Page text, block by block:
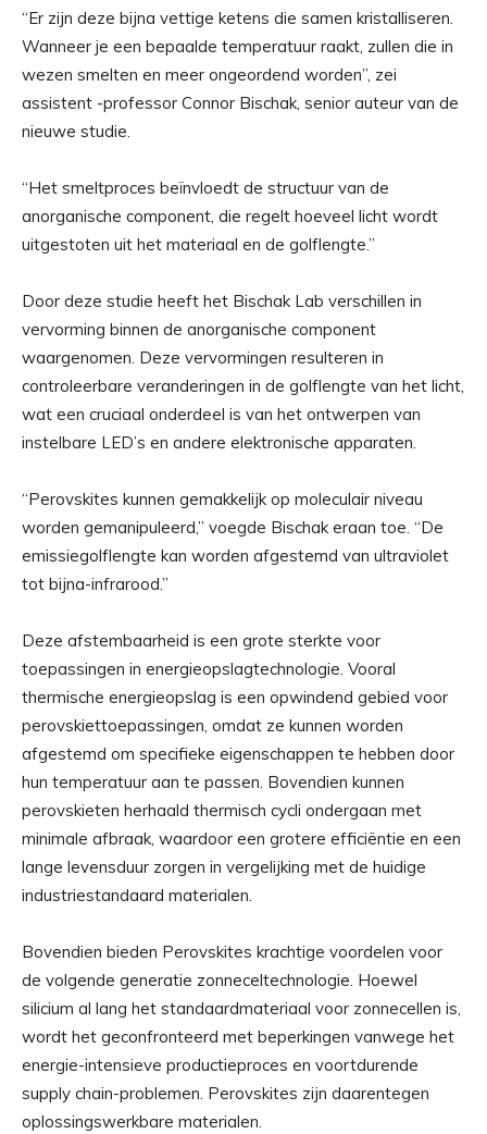
“Er zijn deze bijna vettige ketens die samen kristalliseren.
Wanneer je een bepaalde temperatuur raakt, zullen die in
wezen smelten en meer ongeordend worden”, zei
assistent -professor Connor Bischak, senior auteur van de
nieuwe studie.
“Het smeltproces beïnvloedt de structuur van de
anorganische component, die regelt hoeveel licht wordt
uitgestoten uit het materiaal en de golflengte.”
Door deze studie heeft het Bischak Lab verschillen in
vervorming binnen de anorganische component
waargenomen. Deze vervormingen resulteren in
controleerbare veranderingen in de golflengte van het licht,
wat een cruciaal onderdeel is van het ontwerpen van
instelbare LED’s en andere elektronische apparaten.
“Perovskites kunnen gemakkelijk op moleculair niveau
worden gemanipuleerd,” voegde Bischak eraan toe. “De
emissiegolflengte kan worden afgestemd van ultraviolet
tot bijna-infrarood.”
Deze afstembaarheid is een grote sterkte voor
toepassingen in energieopslagtechnologie. Vooral
thermische energieopslag is een opwindend gebied voor
perovskiettoepassingen, omdat ze kunnen worden
afgestemd om specifieke eigenschappen te hebben door
hun temperatuur aan te passen. Bovendien kunnen
perovskieten herhaald thermisch cycli ondergaan met
minimale afbraak, waardoor een grotere efficiëntie en een
lange levensduur zorgen in vergelijking met de huidige
industriestandaard materialen.
Bovendien bieden Perovskites krachtige voordelen voor
de volgende generatie zonneceltechnologie. Hoewel
silicium al lang het standaardmateriaal voor zonnecellen is,
wordt het geconfronteerd met beperkingen vanwege het
energie-intensieve productieproces en voortdurende
supply chain-problemen. Perovskites zijn daarentegen
oplossingswerkbare materialen.